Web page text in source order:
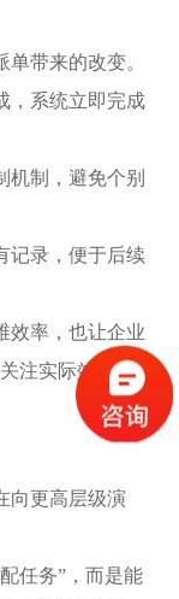
带来的改变。
，系统立即完成
机制，避免个别
记录，便于后续
效率，也让企业
注实际效果而非
向更高层级演
任务”，而是能